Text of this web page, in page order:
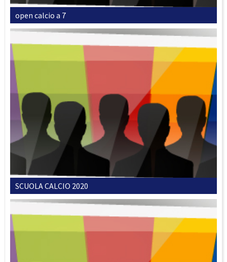
open calcio a 7
SCUOLA CALCIO 2020